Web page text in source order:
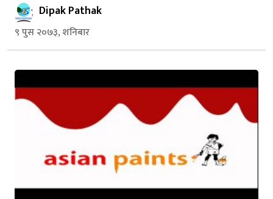
Dipak Pathak
९ पुस २०७३, शनिबार